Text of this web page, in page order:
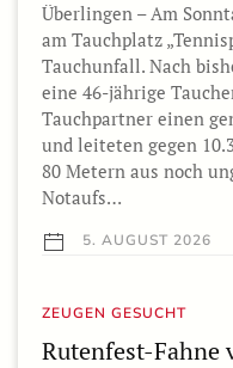
Überlingen – Am
am Tauchplatz
Tauchunfall. Nach
eine 46-jährige
Tauchpartner einen
und leiteten gegen
80 Metern aus noch
Notaufs…
5. AUGUST 2026
ZEUGEN GESUCHT
Rutenfest-Fahne